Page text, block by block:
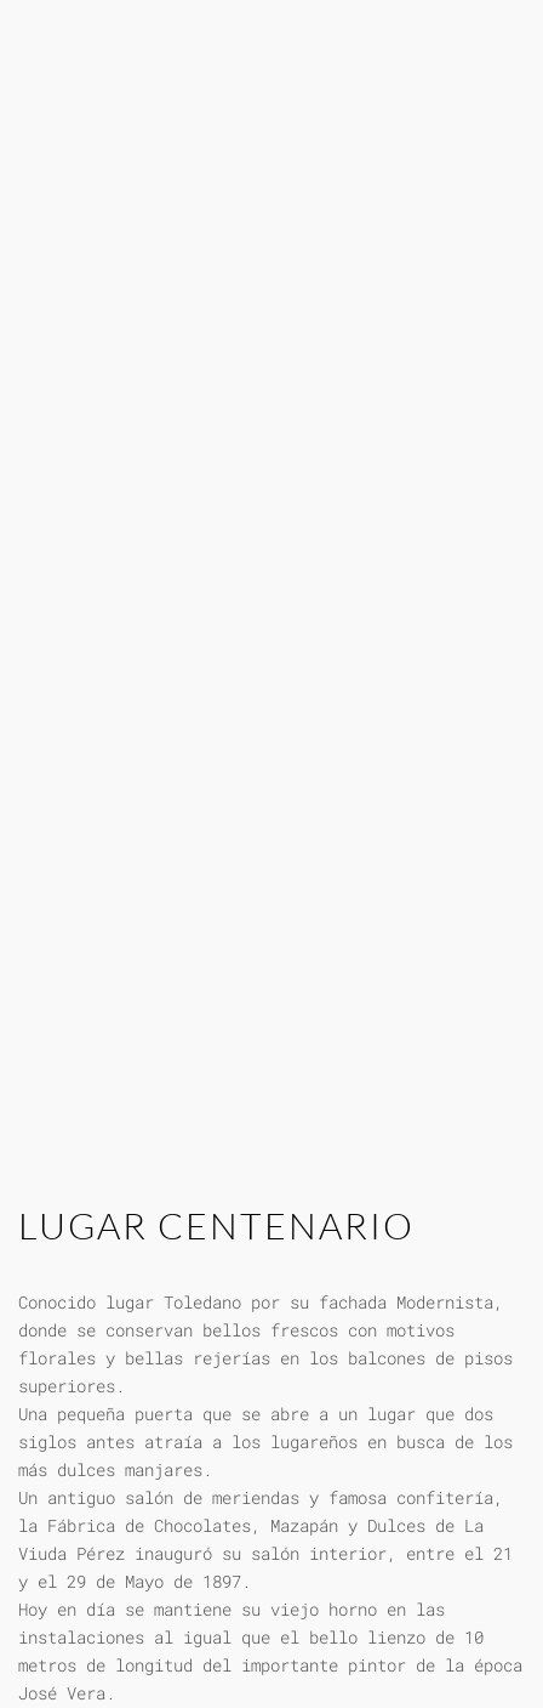
LUGAR CENTENARIO
Conocido lugar Toledano por su fachada Modernista,
donde se conservan bellos frescos con motivos
florales y bellas rejerías en los balcones de pisos
superiores.
Una pequeña puerta que se abre a un lugar que dos
siglos antes atraía a los lugareños en busca de los
más dulces manjares.
Un antiguo salón de meriendas y famosa confitería,
la Fábrica de Chocolates, Mazapán y Dulces de La
Viuda Pérez inauguró su salón interior, entre el 21
y el 29 de Mayo de 1897.
Hoy en día se mantiene su viejo horno en las
instalaciones al igual que el bello lienzo de 10
metros de longitud del importante pintor de la época
José Vera.